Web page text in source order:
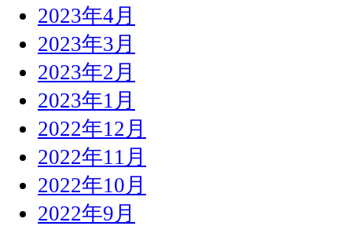
2023年4月
2023年3月
2023年2月
2023年1月
2022年12月
2022年11月
2022年10月
2022年9月